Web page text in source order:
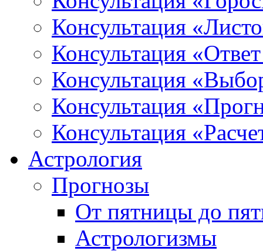
Консультация
Консультация
Консультация
Консультация
Консультация
Астрология
Прогнозы
От пятницы до
Астрологизмы